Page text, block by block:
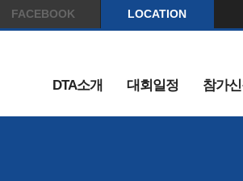
FACEBOOK LOCATION
DTA소개 대회일정 참가